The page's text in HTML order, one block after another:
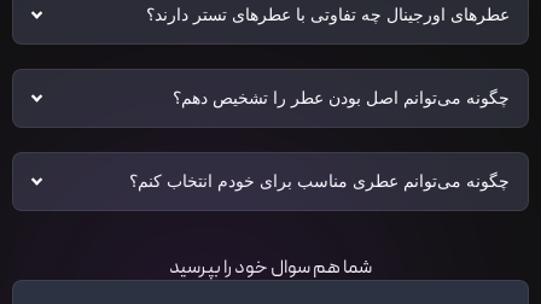
عطرهای اورجینال چه تفاوتی با عطرهای تستر دارند؟
چگونه می‌توانم اصل بودن عطر را تشخیص دهم؟
چگونه می‌توانم عطری مناسب برای خودم انتخاب کنم؟
شما هم سوال خود را بپرسید